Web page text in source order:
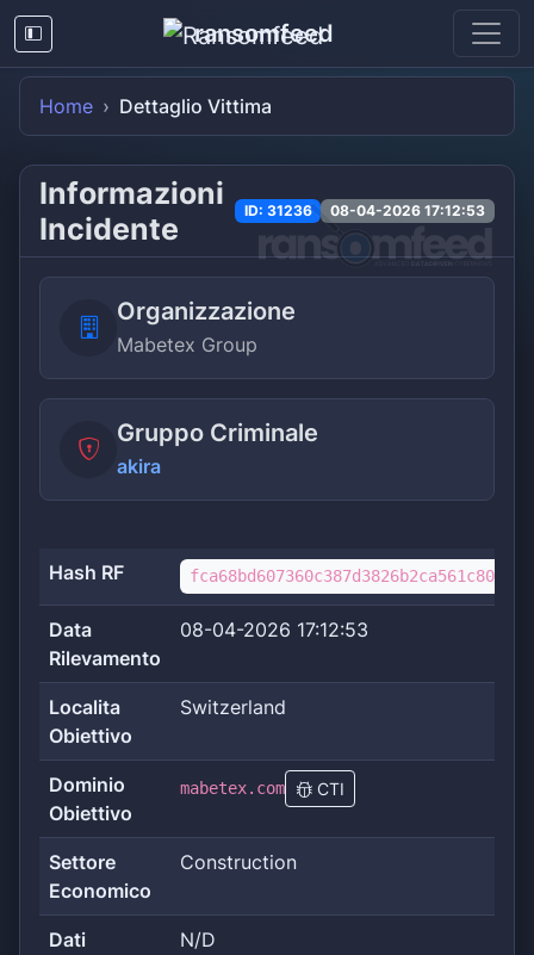
ransomfeed
Home Dettaglio Vittima
Informazioni
Incidente
ID: 31236 08-04-2026 17:12:53
Organizzazione
Mabetex Group
Gruppo Criminale
akira
Hash RF
Data
Rilevamento
08-04-2026 17:12:53
Localita
Obiettivo
Switzerland
Dominio
Obiettivo
mabetex.com CTI
Settore
Economico
Construction
Dati
N/D